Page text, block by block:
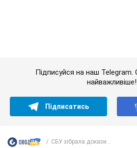
Українці масово переносять
який найчастіше переходять